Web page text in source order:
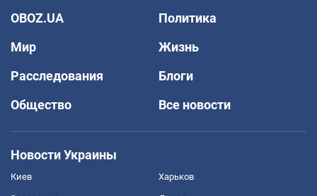
OBOZ.UA
Политика
Мир
Жизнь
Расследования
Блоги
Общество
Все новости
Новости Украины
Киев Харьков